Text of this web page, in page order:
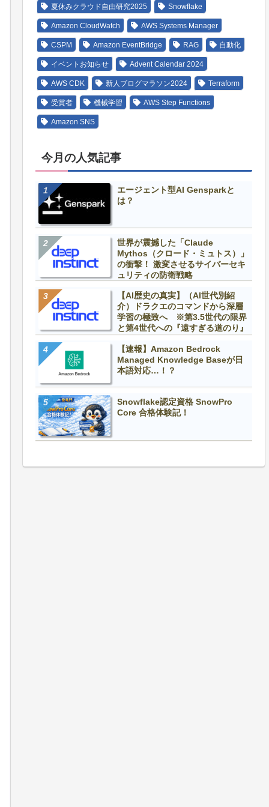
夏休みクラウド自由研究2025 Snowflake
Amazon CloudWatch AWS Systems Manager
CSPM Amazon EventBridge RAG 自動化
イベントお知らせ Advent Calendar 2024
AWS CDK 新人ブログマラソン2024 Terraform
受賞者 機械学習 AWS Step Functions
Amazon SNS
今月の人気記事
エージェント型AI Gensparkと
は？
世界が震撼した「Claude
Mythos（クロード・ミュトス）」
の衝撃！ 激変させるサイバーセキ
ュリティの防衛戦略
【AI歴史の真実】（AI世代別紹
介）ドラクエのコマンドから深層
学習の極致へ ※第3.5世代の限界
と第4世代への『遠すぎる道のり』
【速報】Amazon Bedrock
Managed Knowledge Baseが日
本語対応…！？
Snowflake認定資格 SnowPro
Core 合格体験記！